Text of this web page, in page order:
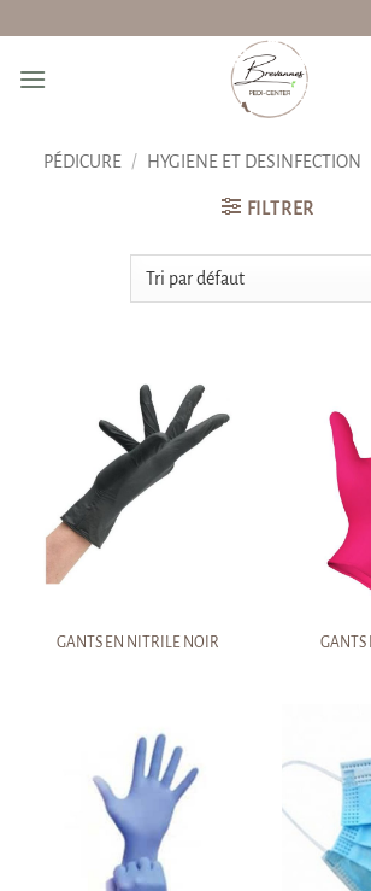
contenu
PÉDICURE / HYGIENE ET DESINFECTION
FILTRER
GANTS EN NITRILE NOIR GANTS